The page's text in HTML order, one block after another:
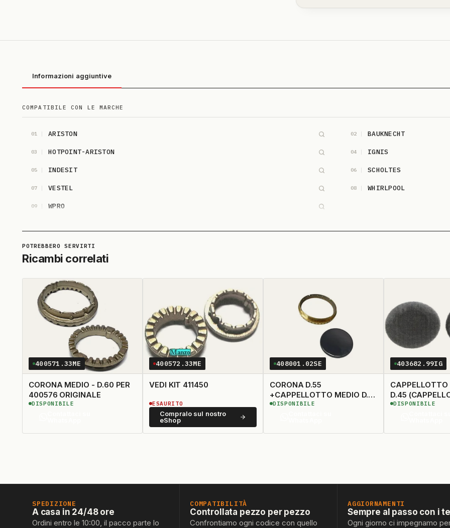
Informazioni aggiuntive
COMPATIBILE CON LE MARCHE
01 ARISTON 02 BAUKNECHT
03 HOTPOINT-ARISTON 04 IGNIS
05 INDESIT 06 SCHOLTES
07 VESTEL 08 WHIRLPOOL
09 WPRO
Ricambi correlati
400571.33ME
CORONA MEDIO - D.60 PER
400576 ORIGINALE
DISPONIBILE
400572.33ME
VEDI KIT 411450
Compralo sul nostro
eShop
ESAURITO
408001.02SE
CORONA D.55
+CAPPELLOTTO MEDIO D.
63 (BRUCIATORE 414243 -
DISPONIBILE
403682.99IG
CAPPELLOTTO
D.45
403679 -
DISPONIBILE
SPEDIZIONE
A casa in 24/48 ore
Ordini entro le 10:00, il pacco parte lo
COMPATIBILITÀ
Controllata pezzo per pezzo
Confrontiamo ogni codice con quello
AGGIORNAMENTI
Sempre al passo con i
Ogni giorno ci impegnamo